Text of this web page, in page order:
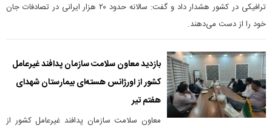
ترافیکی در کشور هشدار داد و گفت: سالانه حدود ۲۰ هزار ایرانی در تصادفات جان
خود را از دست می‌دهند.
بازدید معاون سلامت سازمان پدافند غیرعامل
کشور از اورژانس هسته‌ای بیمارستان شهدای
هفتم تیر
معاون سلامت سازمان پدافند غیرعامل کشور از